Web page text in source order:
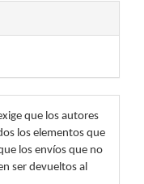
que los autores
los elementos que
los envíos que no
ser devueltos al